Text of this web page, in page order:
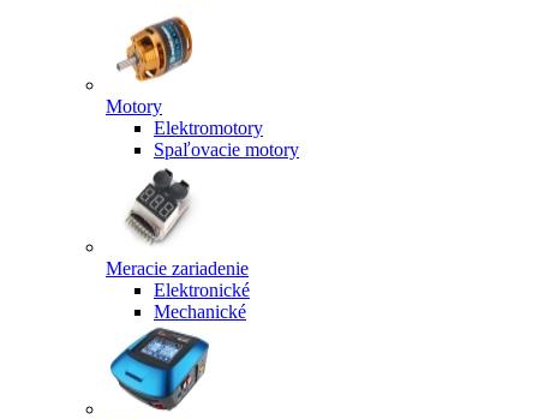
Motory
Elektromotory
Spaľovacie motory
Meracie zariadenie
Elektronické
Mechanické